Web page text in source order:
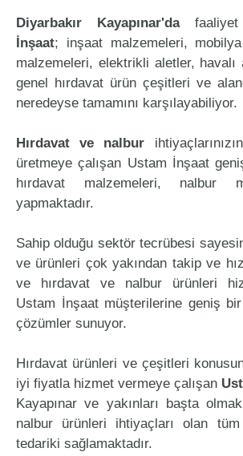
Diyarbakır Kayapınar'dafaaliyet
İnşaat; inşaat malzemeleri,
malzemeleri, elektrikli aletler,
genel hırdavat ürün çeşitleri ve
neredeyse tamamını karşılayabiliyor.
Hırdavat ve nalbur
üretmeye çalışan Ustam İnşaat
hırdavat malzemeleri, nalbur
yapmaktadır.
Sahip olduğu sektör tecrübesi
ve ürünleri çok yakından takip ve
ve hırdavat ve nalbur ürünleri
Ustam İnşaat müşterilerine geniş
çözümler sunuyor.
Hırdavat ürünleri ve çeşitleri
iyi fiyatla hizmet vermeye çalışan
Kayapınar ve yakınları başta
nalbur ürünleri ihtiyaçları olan
tedariki sağlamaktadır.